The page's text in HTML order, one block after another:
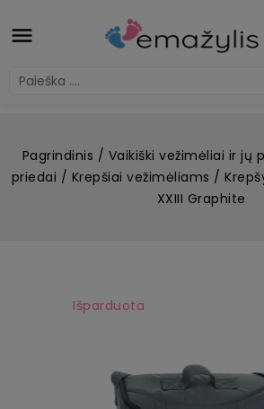

Pagrindinis Vaikiški vežimėliai ir jų
priedai
Krepšiai vežimėliams
XXIII Graphite
Išparduota